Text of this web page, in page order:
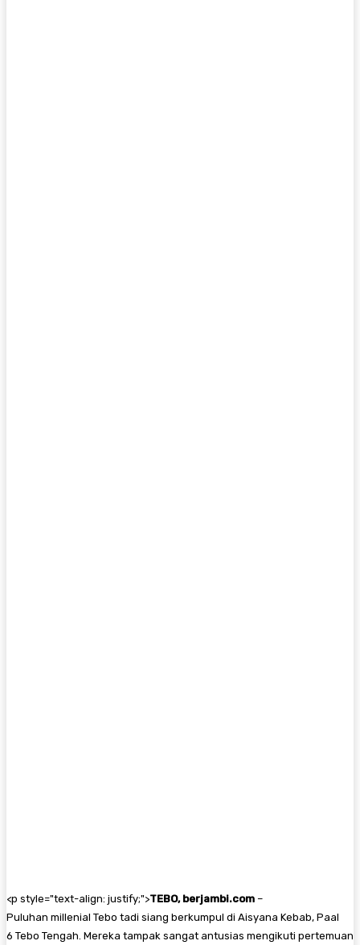
<p style="text-align: justify;">TEBO, berjambi.com –
Puluhan millenial Tebo tadi siang berkumpul di Aisyana Kebab, Paal
6 Tebo Tengah. Mereka tampak sangat antusias mengikuti pertemuan